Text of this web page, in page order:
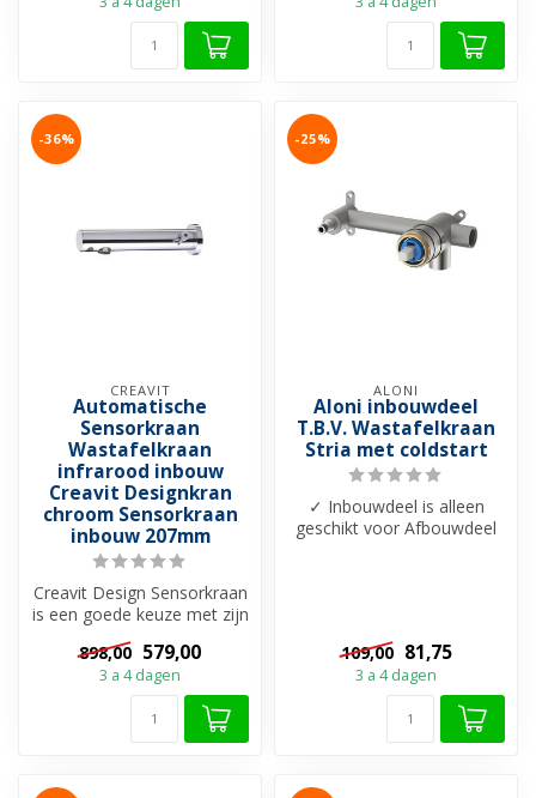
-36%
CREAVIT
Automatische
Sensorkraan
Wastafelkraan
infrarood inbouw
Creavit Designkran
chroom Sensorkraan
inbouw 207mm
Creavit Design Sensorkraan
is een goede keuze met zijn
moderne en strakke
vormge...
898,00 579,00
3 a 4 dagen
-25%
ALONI
Aloni inbouwdeel
T.B.V. Wastafelkraan
Stria met coldstart
✓ Inbouwdeel is alleen
geschikt voor Afbouwdeel
109,00 81,75
3 a 4 dagen